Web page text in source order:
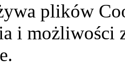
plików
i możliwości